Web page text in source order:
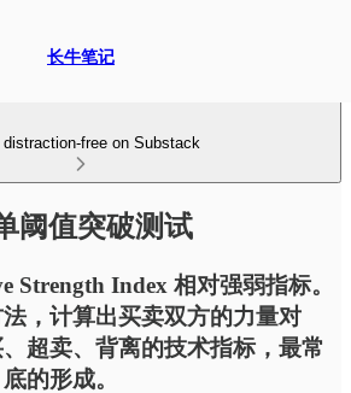
长牛笔记
distraction-free on Substack
阈值突破测试
Strength Index 相对强弱指标。
，计算出买卖双方的力量对
超卖、背离的技术指标，最常
的形成。